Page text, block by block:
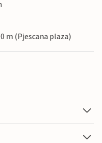
m (Pjescana plaza)